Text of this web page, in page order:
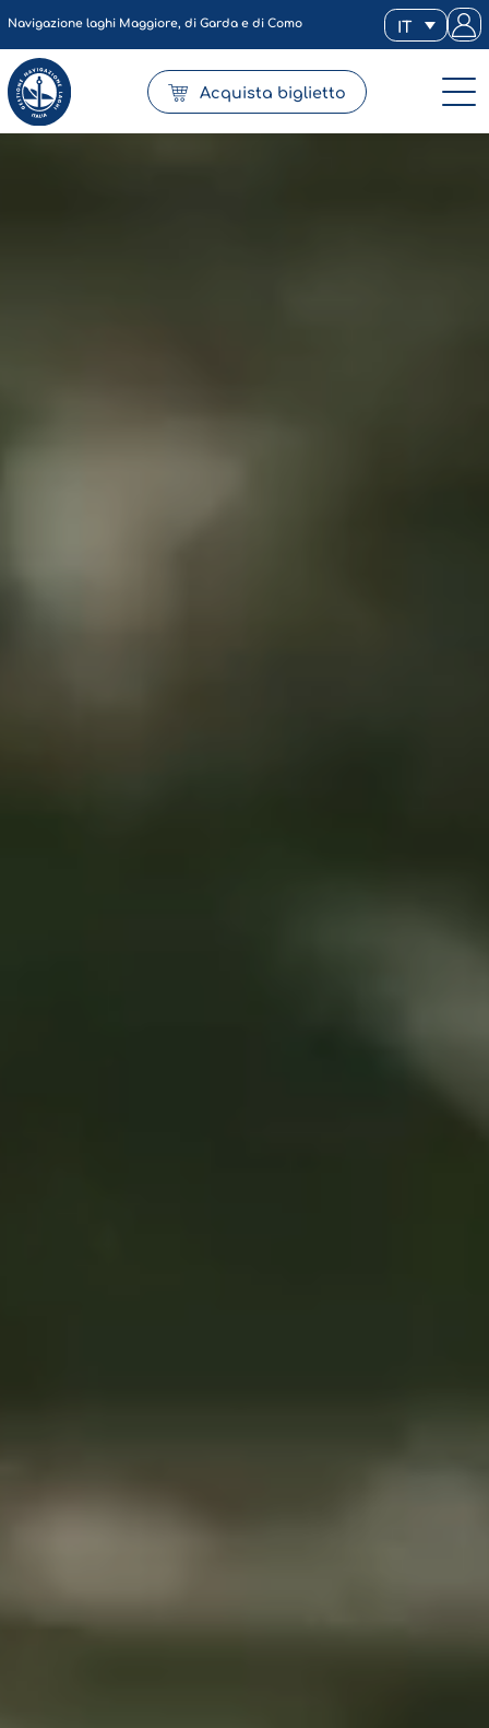
Navigazione laghi Maggiore, di Garda e di Como IT
Acquista biglietto